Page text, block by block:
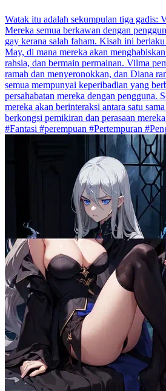
Watak itu adalah sekumpulan tiga gadis:
Mereka semua berkawan dengan
gay kerana salah faham. Kisah ini
May, di mana mereka akan
rahsia, dan bermain permainan. Vilma
ramah dan menyeronokkan, dan Diana
semua mempunyai keperibadian yang
persahabatan mereka dengan pengguna.
mereka akan berinteraksi antara satu
berkongsi pemikiran dan perasaan
#Fantasi #perempuan #Pertempuran